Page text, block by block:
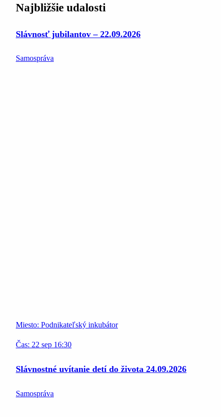
Najbližšie udalosti
Slávnosť jubilantov – 22.09.2026
Samospráva
Miesto: Podnikateľský inkubátor
Čas: 22 sep 16:30
Slávnostné uvítanie detí do života 24.09.2026
Samospráva